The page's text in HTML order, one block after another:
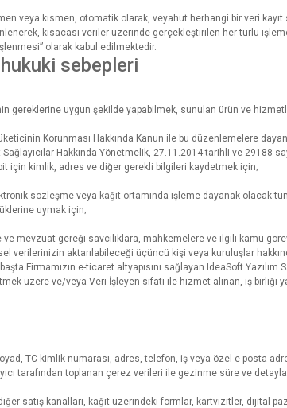
veya kısmen, otomatik olarak, veyahut herhangi bir veri
kısacası veriler üzerinde gerçekleştirilen her türlü
olarak kabul edilmektedir.
sebepleri
uygun şekilde yapabilmek, sunulan ürün ve
Korunması Hakkında Kanun ile bu düzenlemelere
Hakkında Yönetmelik, 27.11.2014 tarihli ve 29188
için kimlik, adres ve diğer gerekli bilgileri kaydetmek için;
sözleşme veya kağıt ortamında işleme dayanak olacak
uymak için;
mevzuat gereği savcılıklara, mahkemelere ve ilgili kamu
verilerinizin aktarılabileceği üçüncü kişi veya kuruluşlar
Firmamızın e-ticaret altyapısını sağlayan IdeaSoft
üzere ve/veya Veri İşleyen sıfatı ile hizmet alınan, iş birliği
TC kimlik numarası, adres, telefon, iş veya özel e-posta
tarafından toplanan çerez verileri ile gezinme süre ve
satış kanalları, kağıt üzerindeki formlar, kartvizitler, dijital